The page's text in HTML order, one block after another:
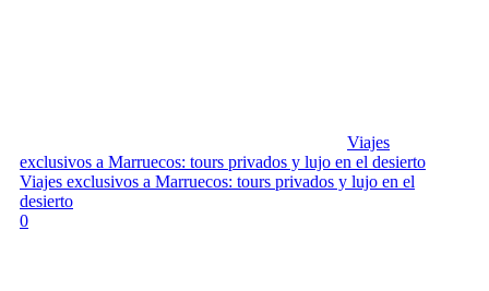
Viajes
exclusivos a Marruecos: tours privados y lujo en el desierto
Viajes exclusivos a Marruecos: tours privados y lujo en el
desierto
0